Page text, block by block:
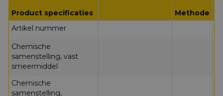
Product specificaties Methode
Artikel nummer
Chemische
samenstelling, vast
smeermiddel
Chemische
samenstelling,